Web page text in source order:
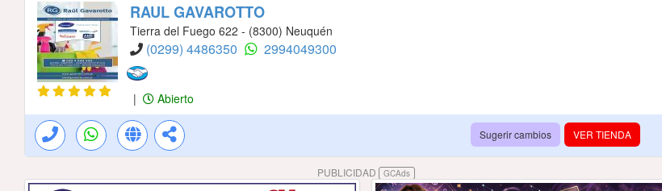
RAUL GAVAROTTO
Tierra del Fuego 622 - (8300) Neuquén
(0299) 4486350 2994049300
| Abierto
VER TIENDA
Sugerir cambios
PUBLICIDAD GCAds